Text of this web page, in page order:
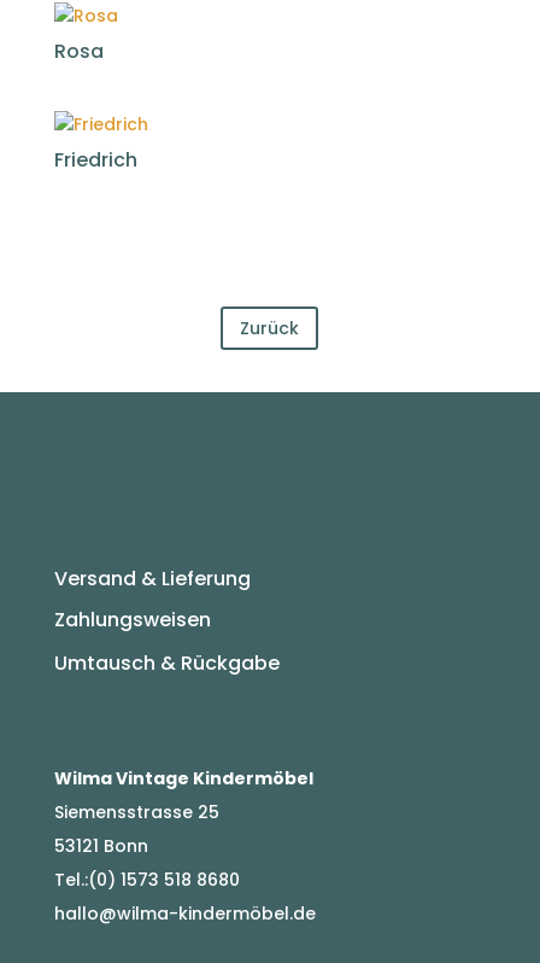
Rosa
Friedrich
Zurück
Versand & Lieferung
Zahlungsweisen
Umtausch & Rückgabe
Wilma Vintage Kindermöbel
Siemensstrasse 25
53121 Bonn
Tel.:(0) 1573 518 8680
hallo@wilma-kindermöbel.de